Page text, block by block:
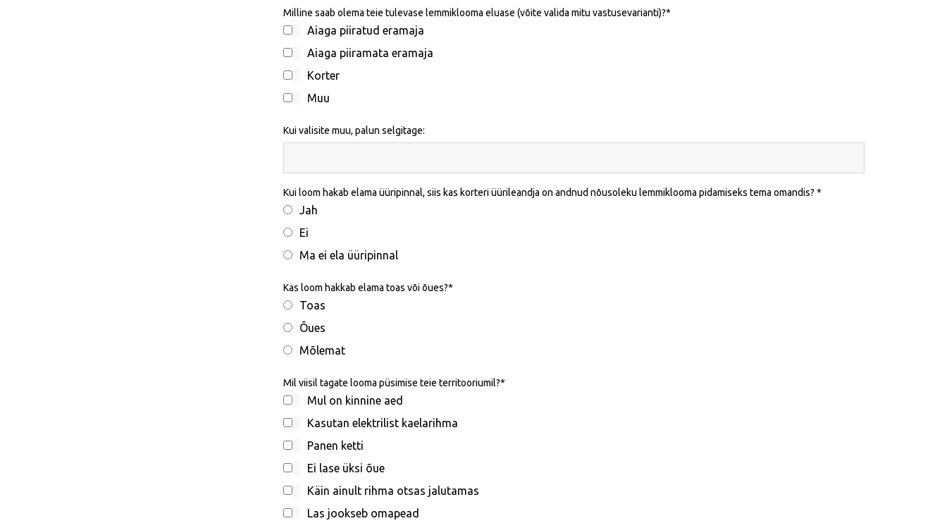
Milline saab olema teie tulevase lemmiklooma eluase (võite valida mitu vastusevarianti)?
Aiaga piiratud eramaja
Aiaga piiramata eramaja
Korter
Muu
Kui valisite muu, palun selgitage:
Kui loom hakab elama üüripinnal, siis kas korteri üürileandja on andnud nõusoleku lemmiklooma pidamiseks tema omandis?
Jah
Ei
Ma ei ela üüripinnal
Kas loom hakkab elama toas või õues?
Toas
Õues
Mõlemat
Mil viisil tagate looma püsimise teie territooriumil?
Mul on kinnine aed
Kasutan elektrilist kaelarihma
Panen ketti
Ei lase üksi õue
Käin ainult rihma otsas jalutamas
Las jookseb omapead